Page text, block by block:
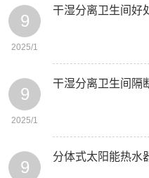
9
2025/1
干湿分离卫生间好
9
2025/1
干湿分离卫生间隔
9